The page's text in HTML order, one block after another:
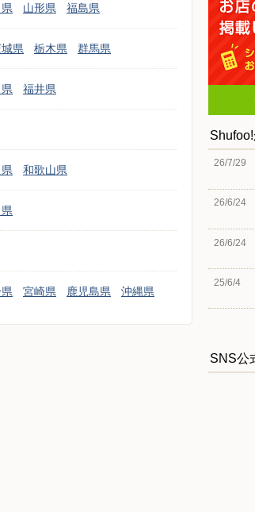
山形県 福島県
県 栃木県 群馬県
福井県
和歌山県
宮崎県 鹿児島県 沖縄県
26/7/29
26/6/24
26/6/24
25/6/4
SNS公